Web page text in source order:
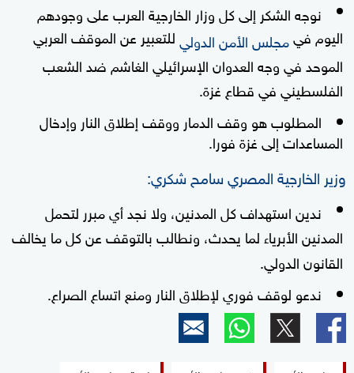
نوجه الشكر إلى كل وزار الخارجية العرب على وجودهم
اليوم فيمجلس الأمن الدوليللتعبير عن الموقف العربي
الموحد في وجه العدوان الإسرائيلي الغاشم ضد الشعب
الفلسطيني في قطاع غزة.
المطلوب هو وقف الدمار ووقف إطلاق النار وإدخال
المساعدات إلى غزة فورا.
وزير الخارجية المصري سامح شكري:
ندين استهداف كل المدنين، ولا نجد أي مبرر لتحمل
المدنين الأبرياء لما يحدث، ونطالب بالتوقف عن كل ما يخالف
القانون الدولي.
ندعو لوقف فوري لإطلاق النار ومنع اتساع الصراع.